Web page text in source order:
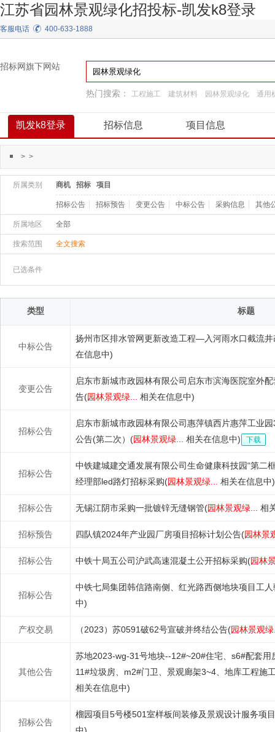
江苏省园林景观绿化招投标-凯发k8登录
客服电话 400-633-1888
招标网旗下网站
热门搜索： 工程施工 建筑材料 园林景观绿化
通用
凯发k8登录 招标信息 项目信息
> >
所属类别 商机 招标 项目
招标公告 招标预告 变更公告 中标公告 采购信息 其他
所属地区 全部
搜索范围 全文搜索
已选条件
类型 标题
中标公告
扬州市区排水管网更新改造工程—入河雨水口截流
在信息中)
变更公告
启东市新城市政园林有限公司启东市滨海医院室外
告(园林景观绿... 相关在信息中)
招标公告
启东市新城市政园林有限公司惠萍镇西片惠萍工业
公告(第二次）(园林景观绿... 相关在信息中) 下载
招标公告
中铁建城建交通发展有限公司生命健康科技园“第二
经理部led路灯招标采购(园林景观绿... 相关在信息中)
招标公告 无锡江阴市采购一批镀锌无缝钢管(园林景观绿... 相
招标预告 四队镇2024年产业园厂房项目招标计划公告(园林景
招标公告 中铁十局五公司沪武高速混凝土公开招标采购(园林
招标公告
中铁七局集团韩信路南侧、红光路西侧地块项目工
中)
产权交易 （2023）苏0591破62号宣破并终结公告(园林景观
其他公告
苏地2023-wg-31号地块--12#~20#住宅、s6#配套
11#垃圾房、m2#门卫、景观廊架3~4、地库工程施
相关在信息中)
招标公告
榴园项目5号楼501室样板间装修及景观设计服务项